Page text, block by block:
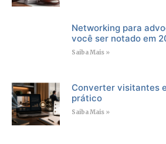
Networking para
você ser notado em
Saiba Mais »
Converter visitantes
prático
Saiba Mais »